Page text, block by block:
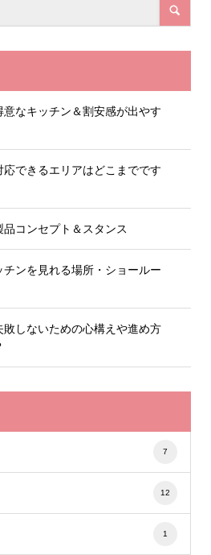
なキッチン＆割安感が出やす
できるエリアはどこまでです
コンセプト＆スタンス
ンを見れる場所・ショールー
しないための心構えや進め方
7
12
1